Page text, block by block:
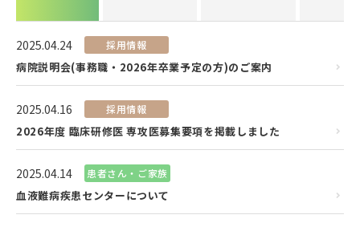
2025.04.24 採用情報
病院説明会(事務職・2026年卒業予定の方)のご案内
2025.04.16 採用情報
2026年度 臨床研修医 専攻医募集要項を掲載しました
2025.04.14 患者さん・ご家族
血液難病疾患センターについて